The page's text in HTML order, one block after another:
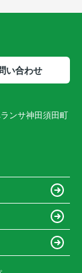
い合わせ
ンサ神田須田町